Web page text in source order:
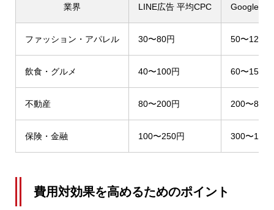
業界 LINE広告 平均CPC Google広
ファッション・アパレル 30〜80円 50〜120円
飲食・グルメ 40〜100円 60〜150円
不動産 80〜200円 200〜800
保険・金融 100〜250円 300〜
費用対効果を高めるためのポイント